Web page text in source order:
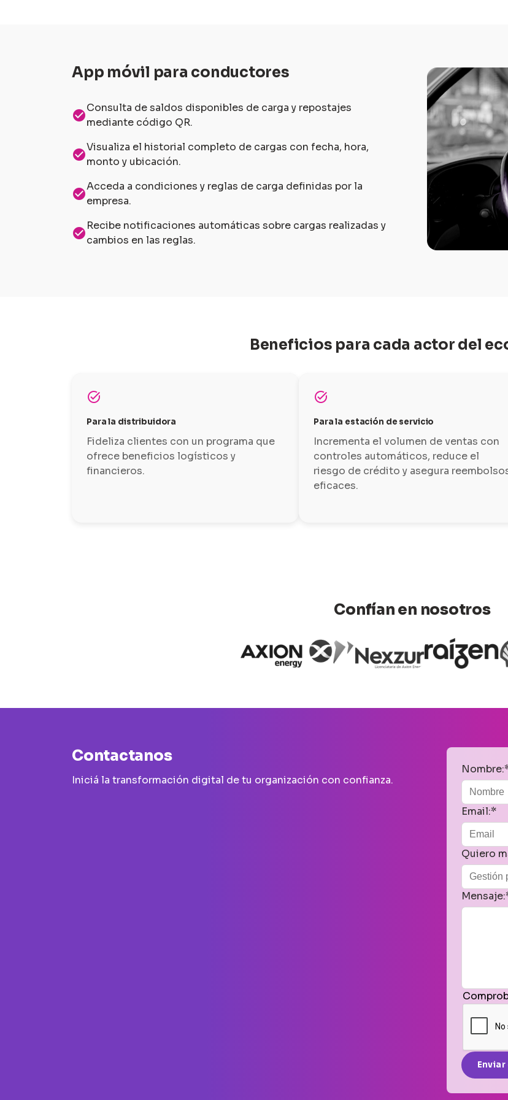
App móvil para conductores
check_circle
Consulta de saldos disponibles de carga y repostajes
mediante código QR.
check_circle
Visualiza el historial completo de cargas con fecha, hora,
monto y ubicación.
check_circle
Acceda a condiciones y reglas de carga definidas por la
empresa.
check_circle
Recibe notificaciones automáticas sobre cargas realizadas y
cambios en las reglas.
Beneficios para cada actor del
task_alt
Para la distribuidora
Fideliza clientes con un programa que
ofrece beneficios logísticos y
financieros.
task_alt
Para la estación de servicio
Incrementa el volumen de ventas con
controles automáticos, reduce el
riesgo de crédito y asegura
eficaces.
Confían en nosotros
Contactanos
Iniciá la transformación digital de tu organización con confianza.
Email:*
Quiero
Enviar